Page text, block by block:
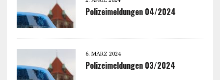
Polizeimeldungen 04/2024
6. MÄRZ 2024
Polizeimeldungen 03/2024